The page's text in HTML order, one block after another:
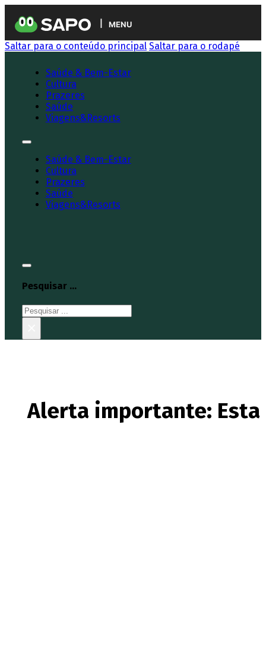
MENU
Saltar para o conteúdo principal Saltar para o rodapé
Saúde & Bem-Estar
Cultura
Prazeres
Saúde
Viagens&Resorts
Saúde & Bem-Estar
Cultura
Prazeres
Saúde
Viagens&Resorts
Pesquisar ...
Pesquisar
Alerta importante: